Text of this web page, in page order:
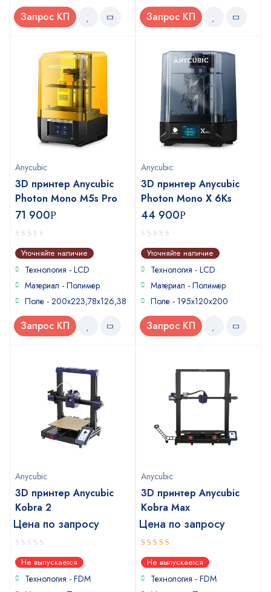
Запрос КП Запрос КП
Anycubic
3D принтер Anycubic
Photon Mono M5s Pro
71 900Р
0
out
of
Уточняйте наличие
Технология - LCD
Материал - Полимер
Поле - 200x223,78x126,38
Запрос КП
Anycubic
3D принтер Anycubic
Photon Mono X 6Ks
44 900Р
0
out
of
Уточняйте наличие
Технология - LCD
Материал - Полимер
Поле - 195х120х200
Запрос КП
Anycubic
3D принтер Anycubic
Kobra 2
Цена по запросу
0
out
of
Не выпускается
Технология - FDM
Anycubic
3D принтер Anycubic
Kobra Max
Цена по запросу
4out of
5Не выпускается
Технология - FDM